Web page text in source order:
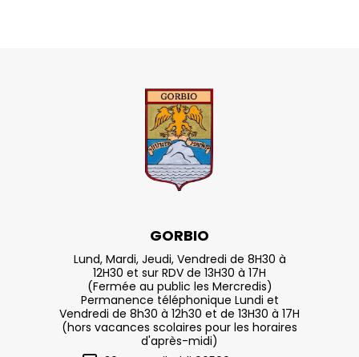
GORBIO
Lund, Mardi, Jeudi, Vendredi de 8H30 à
12H30 et sur RDV de 13H30 à 17H
(Fermée au public les Mercredis)
Permanence téléphonique Lundi et
Vendredi de 8h30 à 12h30 et de 13H30 à 17H
(hors vacances scolaires pour les horaires
d'après-midi)